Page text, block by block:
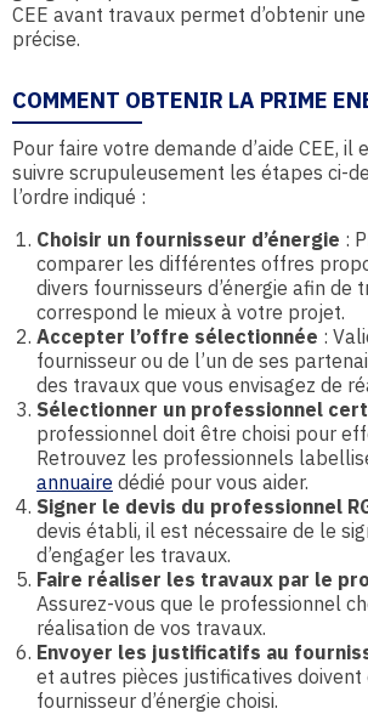
CEE avant travaux permet d’obtenir
précise.
COMMENT OBTENIR LA PRIME
Pour faire votre demande d’aide CEE, il
suivre scrupuleusement les étapes ci-
l’ordre indiqué :
Choisir un fournisseur d’énergie :
comparer les différentes offres
divers fournisseurs d’énergie afin de
correspond le mieux à votre projet.
Accepter l’offre sélectionnée :
fournisseur ou de l’un de ses
des travaux que vous envisagez de
Sélectionner un professionnel
professionnel doit être choisi pour
Retrouvez les professionnels
annuaire dédié pour vous aider.
Signer le devis du professionnel
devis établi, il est nécessaire de le
d’engager les travaux.
Faire réaliser les travaux par le
Assurez-vous que le professionnel
réalisation de vos travaux.
Envoyer les justificatifs au
et autres pièces justificatives
fournisseur d’énergie choisi.